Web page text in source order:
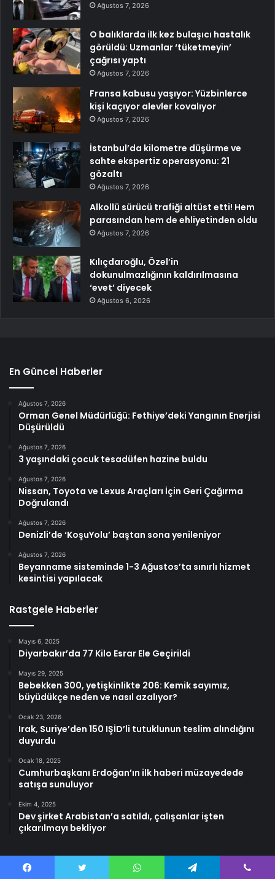
Ağustos 7, 2026
O balıklarda ilk kez bulaşıcı hastalık
görüldü: Uzmanlar ‘tüketmeyin’
çağrısı yaptı
Ağustos 7, 2026
Fransa kabusu yaşıyor: Yüzbinlerce
kişi kaçıyor alevler kovalıyor
Ağustos 7, 2026
İstanbul’da kilometre düşürme ve
sahte ekspertiz operasyonu: 21
gözaltı
Ağustos 7, 2026
Alkollü sürücü trafiği altüst etti! Hem
parasından hem de ehliyetinden oldu
Ağustos 7, 2026
Kılıçdaroğlu, Özel’in
dokunulmazlığının kaldırılmasına
‘evet’ diyecek
Ağustos 6, 2026
En Güncel Haberler
Ağustos 7, 2026
Orman Genel Müdürlüğü: Fethiye’deki Yangının Enerjisi
Düşürüldü
Ağustos 7, 2026
3 yaşındaki çocuk tesadüfen hazine buldu
Ağustos 7, 2026
Nissan, Toyota ve Lexus Araçları İçin Geri Çağırma
Doğrulandı
Ağustos 7, 2026
Denizli’de ‘KoşuYolu’ baştan sona yenileniyor
Ağustos 7, 2026
Beyanname sisteminde 1-3 Ağustos’ta sınırlı hizmet
kesintisi yapılacak
Rastgele Haberler
Mayıs 6, 2025
Diyarbakır’da 77 Kilo Esrar Ele Geçirildi
Mayıs 29, 2025
Bebekken 300, yetişkinlikte 206: Kemik sayımız,
büyüdükçe neden ve nasıl azalıyor?
Ocak 23, 2026
Irak, Suriye’den 150 IŞİD’li tutuklunun teslim alındığını
duyurdu
Ocak 18, 2025
Cumhurbaşkanı Erdoğan’ın ilk haberi müzayedede
satışa sunuluyor
Ekim 4, 2025
Dev şirket Arabistan’a satıldı, çalışanlar işten
çıkarılmayı bekliyor